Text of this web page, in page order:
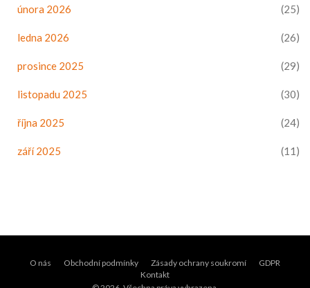
února 2026 (25)
ledna 2026 (26)
prosince 2025 (29)
listopadu 2025 (30)
října 2025 (24)
září 2025 (11)
O nás Obchodní podmínky Zásady ochrany soukromí
GDPR
Kontakt